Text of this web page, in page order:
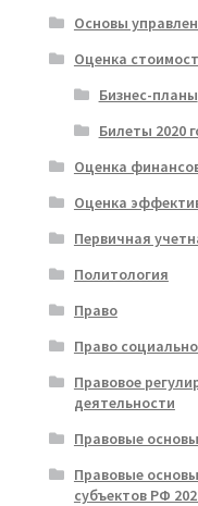
Основы
Оценка
Бизнес-планы
Билеты 2020
Оценка
Оценка
Первичная
Политология
Право
Право
Правовое
деятельности
Правовые
Правовые
субъектов РФ